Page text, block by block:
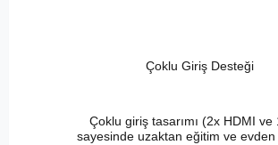
Çoklu Giriş Desteği
Çoklu giriş tasarımı (2x HDMI ve
sayesinde uzaktan eğitim ve evden